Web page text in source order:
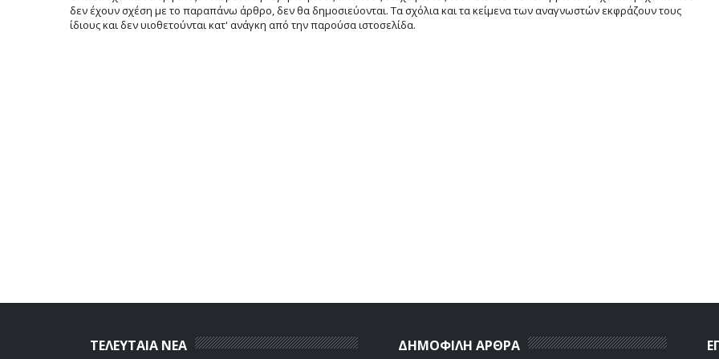
δεν έχουν σχέση με το παραπάνω άρθρο, δεν θα δημοσιεύονται. Τα σχόλια και τα κείμενα των αναγνωστών εκφράζουν τους
ίδιους και δεν υιοθετούνται κατ' ανάγκη από την παρούσα ιστοσελίδα.
ΤΕΛΕΥΤΑΙΑ ΝΕΑ ΔΗΜΟΦΙΛΗ ΑΡΘΡΑ